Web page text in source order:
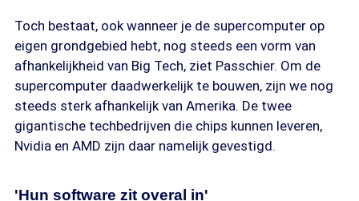
Toch bestaat, ook wanneer je de supercomputer op
eigen grondgebied hebt, nog steeds een vorm van
afhankelijkheid van Big Tech, ziet Passchier. Om de
supercomputer daadwerkelijk te bouwen, zijn we nog
steeds sterk afhankelijk van Amerika. De twee
gigantische techbedrijven die chips kunnen leveren,
Nvidia en AMD zijn daar namelijk gevestigd.
'Hun software zit overal in'